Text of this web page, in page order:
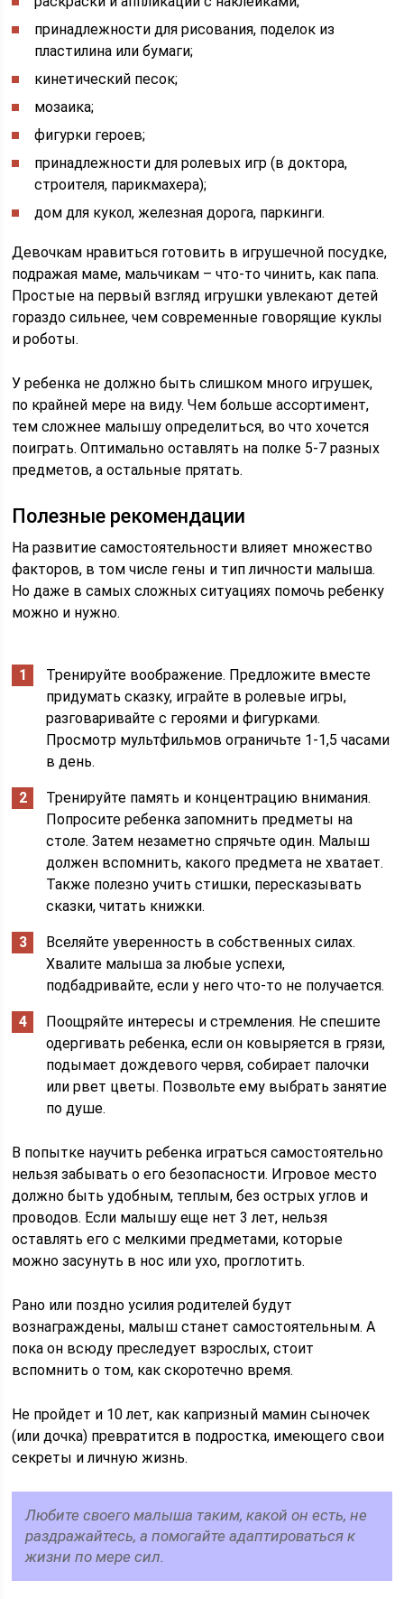
принадлежности для рисования, поделок из
пластилина или бумаги;
кинетический песок;
мозаика;
фигурки героев;
принадлежности для ролевых игр (в доктора,
строителя, парикмахера);
дом для кукол, железная дорога, паркинги.
Девочкам нравиться готовить в игрушечной посудке,
подражая маме, мальчикам – что-то чинить, как папа.
Простые на первый взгляд игрушки увлекают детей
гораздо сильнее, чем современные говорящие куклы
и роботы.
У ребенка не должно быть слишком много игрушек,
по крайней мере на виду. Чем больше ассортимент,
тем сложнее малышу определиться, во что хочется
поиграть. Оптимально оставлять на полке 5-7 разных
предметов, а остальные прятать.
Полезные рекомендации
На развитие самостоятельности влияет множество
факторов, в том числе гены и тип личности малыша.
Но даже в самых сложных ситуациях помочь ребенку
можно и нужно.
Тренируйте воображение. Предложите вместе
придумать сказку, играйте в ролевые игры,
разговаривайте с героями и фигурками.
Просмотр мультфильмов ограничьте 1-1,5 часами
в день.
Тренируйте память и концентрацию внимания.
Попросите ребенка запомнить предметы на
столе. Затем незаметно спрячьте один. Малыш
должен вспомнить, какого предмета не хватает.
Также полезно учить стишки, пересказывать
сказки, читать книжки.
Вселяйте уверенность в собственных силах.
Хвалите малыша за любые успехи,
подбадривайте, если у него что-то не получается.
Поощряйте интересы и стремления. Не спешите
одергивать ребенка, если он ковыряется в грязи,
подымает дождевого червя, собирает палочки
или рвет цветы. Позвольте ему выбрать занятие
по душе.
В попытке научить ребенка играться самостоятельно
нельзя забывать о его безопасности. Игровое место
должно быть удобным, теплым, без острых углов и
проводов. Если малышу еще нет 3 лет, нельзя
оставлять его с мелкими предметами, которые
можно засунуть в нос или ухо, проглотить.
Рано или поздно усилия родителей будут
вознаграждены, малыш станет самостоятельным. А
пока он всюду преследует взрослых, стоит
вспомнить о том, как скоротечно время.
Не пройдет и 10 лет, как капризный мамин сыночек
(или дочка) превратится в подростка, имеющего свои
секреты и личную жизнь.
Любите своего малыша таким, какой он есть, не
раздражайтесь, а помогайте адаптироваться к
жизни по мере сил.